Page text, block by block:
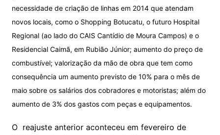
necessidade de criação de linhas em 2014 que atendam
novos locais, como o Shopping Botucatu, o futuro Hospital
Regional (ao lado do CAIS Cantídio de Moura Campos) e o
Residencial Caimã, em Rubião Júnior; aumento do preço de
combustível; valorização da mão de obra que tem como
consequência um aumento previsto de 10% para o mês de
maio sobre os salários dos cobradores e motoristas; além do
aumento de 3% dos gastos com peças e equipamentos.
O reajuste anterior aconteceu em fevereiro de